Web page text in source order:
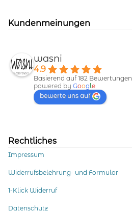
Kundenmeinungen
wasni
4.9
Basierend auf 182 Bewertungen
powered by Goog le
bewerte uns auf
Rechtliches
Impressum
Widerrufsbelehrung- und Formular
1-Klick Widerruf
Datenschutz